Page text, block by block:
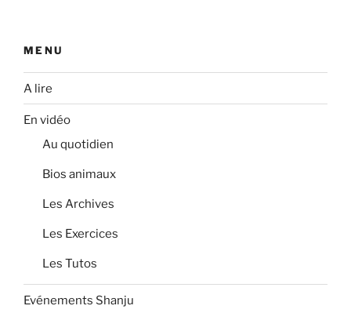
MENU
A lire
En vidéo
Au quotidien
Bios animaux
Les Archives
Les Exercices
Les Tutos
Evénements Shanju